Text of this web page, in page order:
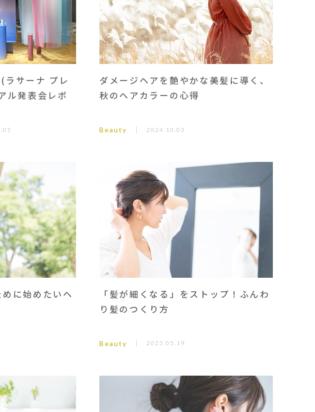
サーナ プレ
ル発表会レポ
ダメージヘアを艶やかな美髪に導く、
秋のヘアカラーの心得
Beauty 2024.10.03
に始めたいヘ
「髪が細くなる」をストップ！ふんわ
り髪のつくり方
Beauty 2023.05.19